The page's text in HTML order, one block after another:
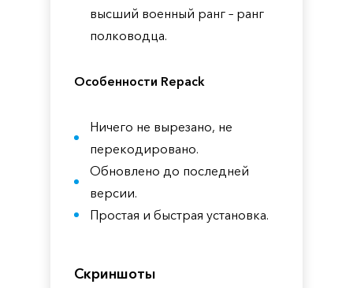
высший военный ранг – ранг
полководца.
Особенности Repack
Ничего не вырезано, не
перекодировано.
Обновлено до последней
версии.
Простая и быстрая установка.
Скриншоты